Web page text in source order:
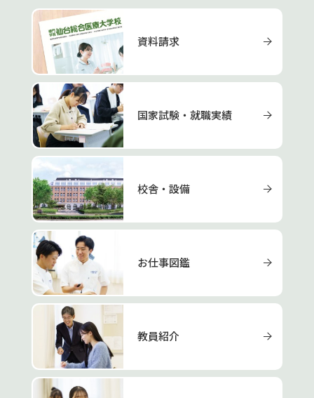
資料請求
国家試験・就職実績
校舎・設備
お仕事図鑑
教員紹介